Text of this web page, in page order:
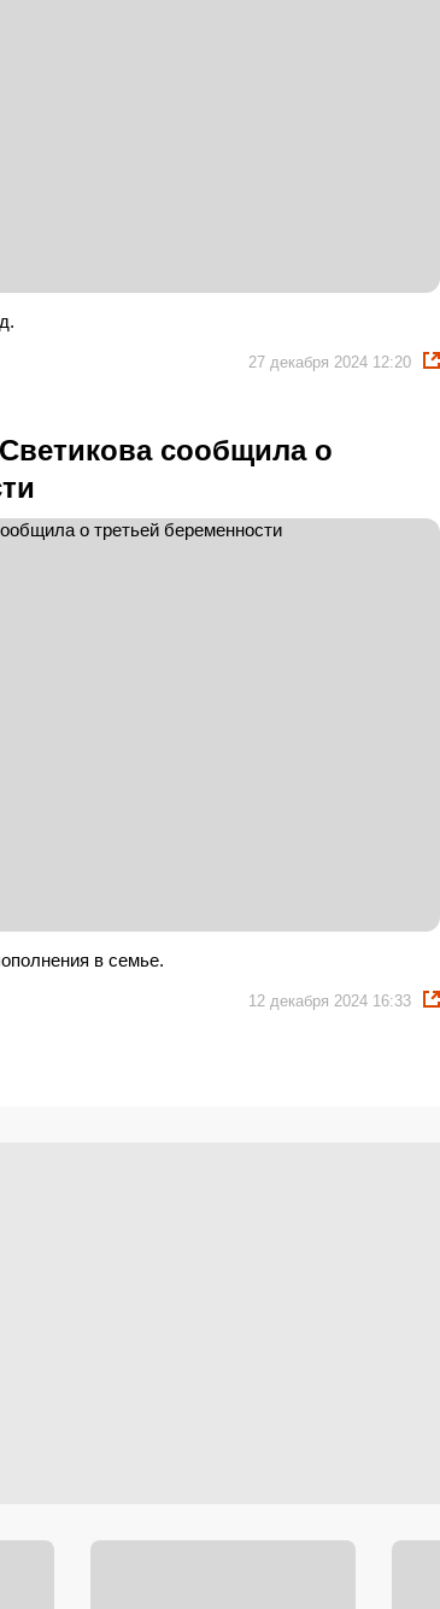
27 декабря 2024 12:20
сообщила о
в семье.
12 декабря 2024 16:33